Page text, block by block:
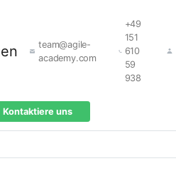
team@agile-
academy.com
+49
151
610
59
938
Kontaktiere uns